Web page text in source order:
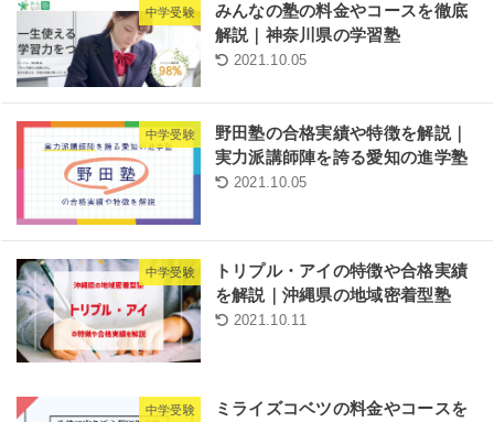
中学受験
みんなの塾の料金やコースを徹底
解説｜神奈川県の学習塾
2021.10.05
中学受験
野田塾の合格実績や特徴を解説｜
実力派講師陣を誇る愛知の進学塾
2021.10.05
中学受験
トリプル・アイの特徴や合格実績
を解説｜沖縄県の地域密着型塾
2021.10.11
中学受験
ミライズコベツの料金やコースを